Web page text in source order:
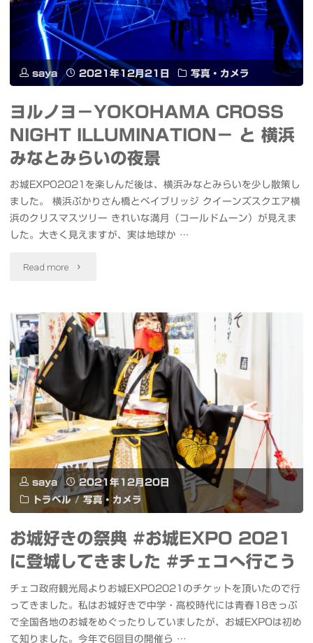
と
う
ご
い
た
#bestnine2021"
saya 2021年12月21日 写真・カメラ
ヨルノヨ－YOKOHAMA CROSS
NIGHT ILLUMINATION－ と 横浜
みなとみらいの夜景
お城EXPO2021を楽しんだ後は、横浜みなとみらいを少し散策し
ました。 横浜ぷかりさん橋とベイブリッジ クイーンズスクエア横
浜のクリスマスツリー きれいな満月（コールドムーン）が見えま
した。大きく見えますが、実は地球か …
Read more "ヨ
ノ
－
YOKOHAMA
CROSS
NIGHT
ILLUMINATION
と
浜
み
saya
2021年12月20日
トラベル / 写真・カメラ
お城好きの祭典 #お城EXPO 2021
に登城してきました #チェコへ行こう
チェコ政府観光局よりお城EXPO2021のチケットを頂いたので行
ってきました。私はお城好きで中学・高校時代には青春18きっぷ
で全国各地のお城をめぐったりしていましたが、お城EXPOは初め
て知りました。今年で6回目の開催ら …